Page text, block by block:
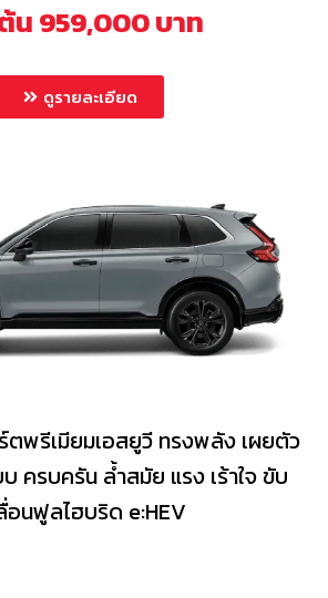
น 959,000 บาท
ดูรายละเอียด
พรีเมียมเอสยูวี ทรงพลัง เผยตัว
ครบครัน ล้ำสมัย แรง เร้าใจ ขับ
อนฟูลไฮบริด e:HEV